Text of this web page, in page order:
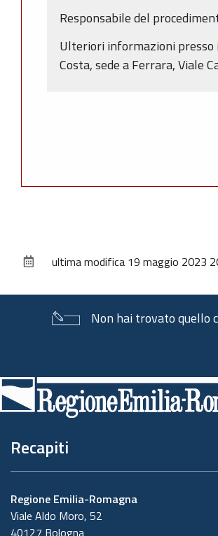
Responsabile del
Ulteriori informazioni presso
Costa, sede a Ferrara, Viale
documentoultima modifica 19 maggio 2023
Non hai trovato quello
di
pagina
Recapiti
Regione Emilia-Romagna
Viale Aldo Moro, 52
40127 Bologna